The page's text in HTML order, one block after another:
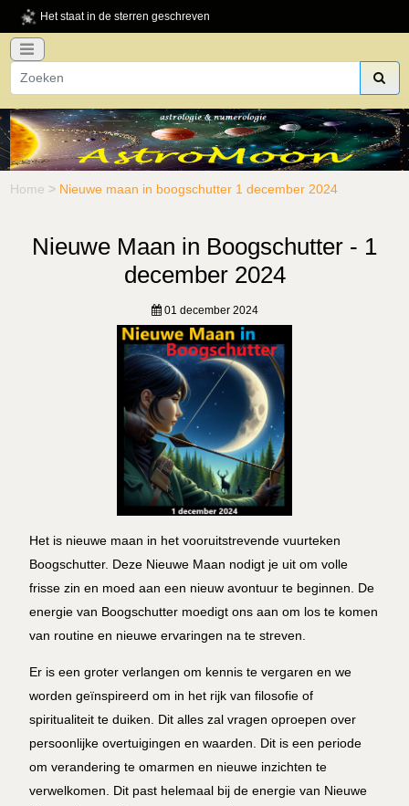
Het staat in de sterren geschreven
Home > Nieuwe maan in boogschutter 1 december 2024
Nieuwe Maan in Boogschutter - 1
december 2024
01 december 2024
Het is nieuwe maan in het vooruitstrevende vuurteken
Boogschutter. Deze Nieuwe Maan nodigt je uit om volle
frisse zin en moed aan een nieuw avontuur te beginnen. De
energie van Boogschutter moedigt ons aan om los te komen
van routine en nieuwe ervaringen na te streven.
Er is een groter verlangen om kennis te vergaren en we
worden geïnspireerd om in het rijk van filosofie of
spiritualiteit te duiken. Dit alles zal vragen oproepen over
persoonlijke overtuigingen en waarden. Dit is een periode
om verandering te omarmen en nieuwe inzichten te
verwelkomen. Dit past helemaal bij de energie van Nieuwe